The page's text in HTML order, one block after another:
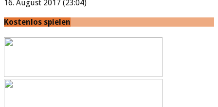
16. August 2017 (23:04)
Kostenlos spielen